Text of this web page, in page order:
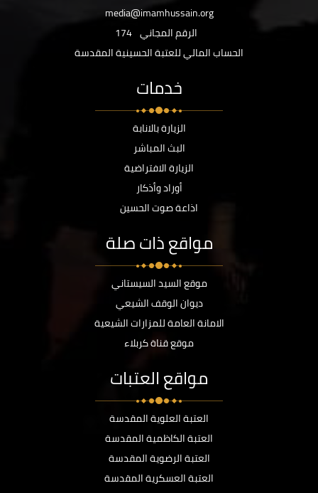
media@imamhussain.org
الرقم المجاني 174
الحساب المالي للعتبة الحسينية المقدسة
خدمات
الزيارة بالانابة
البث المباشر
الزيارة الافتراضية
أوراد وأذكار
اذاعة صوت الحسين
مواقع ذات صلة
موقع السيد السيستاني
ديوان الوقف الشيعي
الامانة العامة للمزارات الشيعية
موقع قناة كربلاء
مواقع العتبات
العتبة العلوية المقدسة
العتبة الكاظمية المقدسة
العتبة الرضوية المقدسة
العتبة العسكرية المقدسة